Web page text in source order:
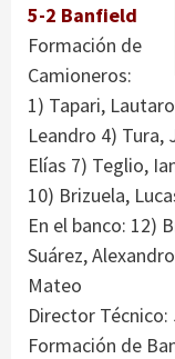
5-2 Banfield
Formación de
Camioneros:
1) Tapari,
Leandro 4) Tura,
Elías 7) Teglio,
10) Brizuela,
En el banco: 12)
Suárez,
Mateo
Director
Formación de